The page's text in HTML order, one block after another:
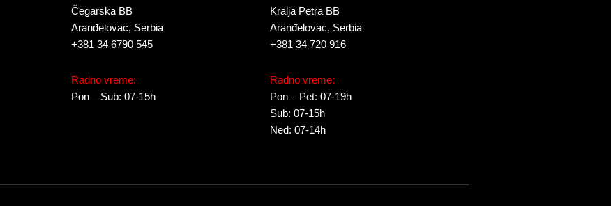
Čegarska BB
Aranđelovac, Serbia
+381 34 6790 545
Radno vreme:
Pon – Sub: 07-15h
Kralja Petra BB
Aranđelovac, Serbia
+381 34 720 916
Radno vreme:
Pon – Pet: 07-19h
Sub: 07-15h
Ned: 07-14h